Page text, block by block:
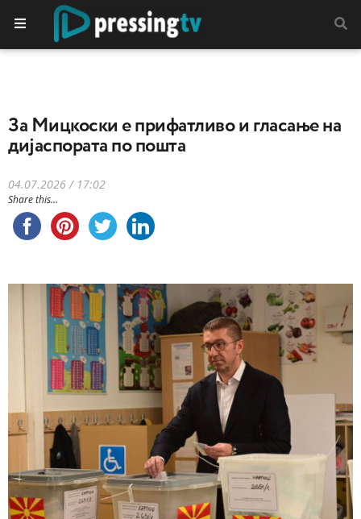
За Мицкоски е прифатливо и гласање на
дијаспората по пошта
04.07.2026 / 17:02
Share this...